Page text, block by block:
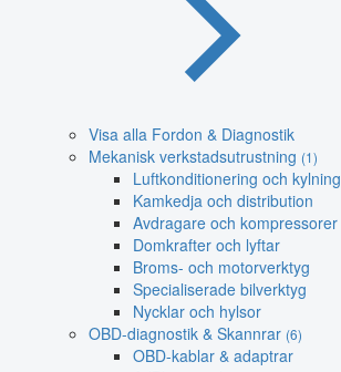
Visa alla Fordon & Diagnostik
Mekanisk verkstadsutrustning (1)
Luftkonditionering och kylning
Kamkedja och distribution
Avdragare och kompressorer
Domkrafter och lyftar
Broms- och motorverktyg
Specialiserade bilverktyg
Nycklar och hylsor
OBD-diagnostik & Skannrar (6)
OBD-kablar & adaptrar